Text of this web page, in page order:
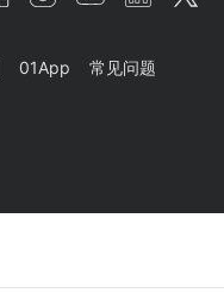
01App 常见问题